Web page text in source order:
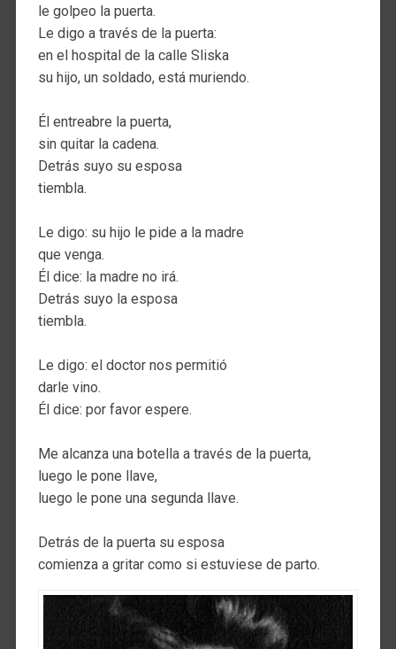
le golpeo la puerta.
Le digo a través de la puerta:
en el hospital de la calle Sliska
su hijo, un soldado, está muriendo.
Él entreabre la puerta,
sin quitar la cadena.
Detrás suyo su esposa
tiembla.
Le digo: su hijo le pide a la madre
que venga.
Él dice: la madre no irá.
Detrás suyo la esposa
tiembla.
Le digo: el doctor nos permitió
darle vino.
Él dice: por favor espere.
Me alcanza una botella a través de la puerta,
luego le pone llave,
luego le pone una segunda llave.
Detrás de la puerta su esposa
comienza a gritar como si estuviese de parto.